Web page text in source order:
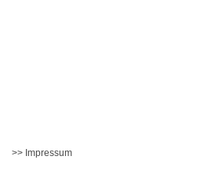
>> Impressum